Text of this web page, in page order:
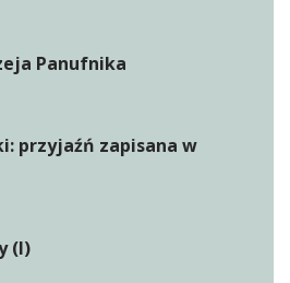
Panufnika
przyjaźń zapisana w
(I)